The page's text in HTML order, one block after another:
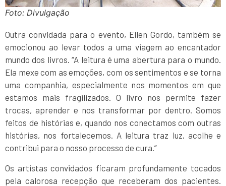
Foto: Divulgação
Outra convidada para o evento, Ellen Gordo, também se
emocionou ao levar todos a uma viagem ao encantador
mundo dos livros. “A leitura é uma abertura para o mundo.
Ela mexe com as emoções, com os sentimentos e se torna
uma companhia, especialmente nos momentos em que
estamos mais fragilizados. O livro nos permite fazer
trocas, aprender e nos transformar por dentro. Somos
feitos de histórias e, quando nos conectamos com outras
histórias, nos fortalecemos. A leitura traz luz, acolhe e
contribui para o nosso processo de cura.”
Os artistas convidados ficaram profundamente tocados
pela calorosa recepção que receberam dos pacientes.